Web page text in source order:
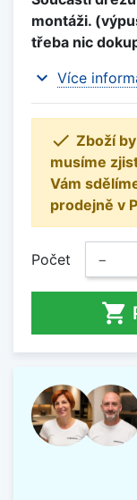
montáži.
třeba nic
expand_more Více
 Zboží
musíme
Vám
prodejně v
Počet −
